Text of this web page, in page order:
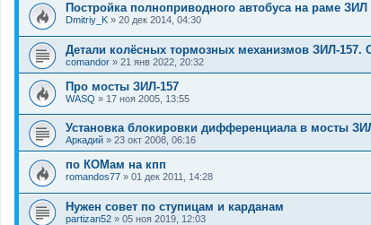
Постройка полноприводного автобуса на раме ЗИЛ
Dmitriy_K » 20 дек 2014, 04:30
Детали колёсных тормозных механизмов ЗИЛ-157.
comandor » 21 янв 2022, 20:32
Про мосты ЗИЛ-157
WASQ » 17 ноя 2005, 13:55
Установка блокировки дифференциала в мосты
Аркадий » 23 окт 2008, 06:16
по КОМам на кпп
romandos77 » 01 дек 2011, 14:28
Нужен совет по ступицам и карданам
partizan52 » 05 ноя 2019, 12:03